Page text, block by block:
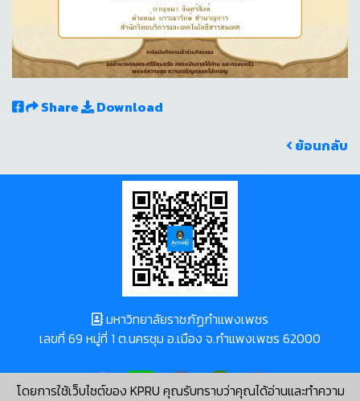
Share
Download
ย้อนกลับ
โดยการใช้เว็บไซต์ของ KPRU คุณรับทราบว่าคุณได้อ่านและทำความ
มหาวิทยาลัยราชภัฏกำแพงเพชร
เลขที่ 69 หมู่ที่ 1 ต.นครชุม อ.เมือง จ.กำแพงเพชร 62000